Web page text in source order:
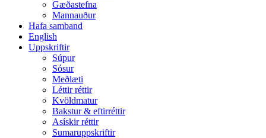
Gæðastefna
Mannauður
Hafa samband
English
Uppskriftir
Súpur
Sósur
Meðlæti
Léttir réttir
Kvöldmatur
Bakstur & eftirréttir
Asískir réttir
Sumaruppskriftir